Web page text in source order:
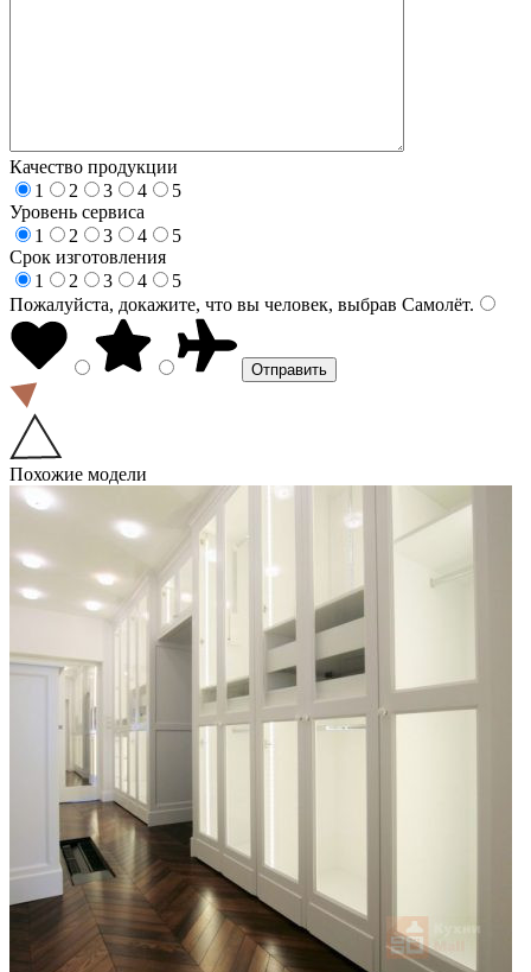
Качество продукции
1
2 3 4
5
Уровень сервиса
1
2 3 4
5
Срок изготовления
1
2 3 4
5
Пожалуйста, докажите, что вы человек, выбрав Самолёт.
Похожие модели